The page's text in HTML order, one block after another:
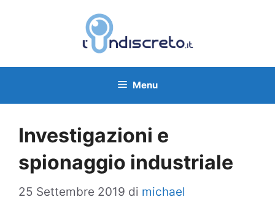
Menu
Investigazioni e
spionaggio industriale
25 Settembre 2019 di michael